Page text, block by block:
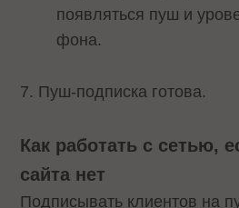
появляться пуш и
фона.
7. Пуш-подписка готова.
Как работать с сетью,
сайта нет
Подписывать клиентов на